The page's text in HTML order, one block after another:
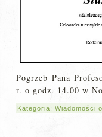
Pogrzeb Pana
r. o godz. 14.00 w
Kategoria:Wiadomości